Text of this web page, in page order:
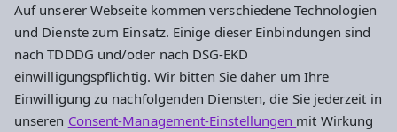
Auf unserer Webseite kommen verschiedene Technologien
und Dienste zum Einsatz. Einige dieser Einbindungen sind
nach TDDDG und/oder nach DSG-EKD
einwilligungspflichtig. Wir bitten Sie daher um Ihre
Einwilligung zu nachfolgenden Diensten, die Sie jederzeit in
unseren Consent-Management-Einstellungen mit Wirkung
Hier Aktuelle Nachrichten
Hier zum Newsletter!